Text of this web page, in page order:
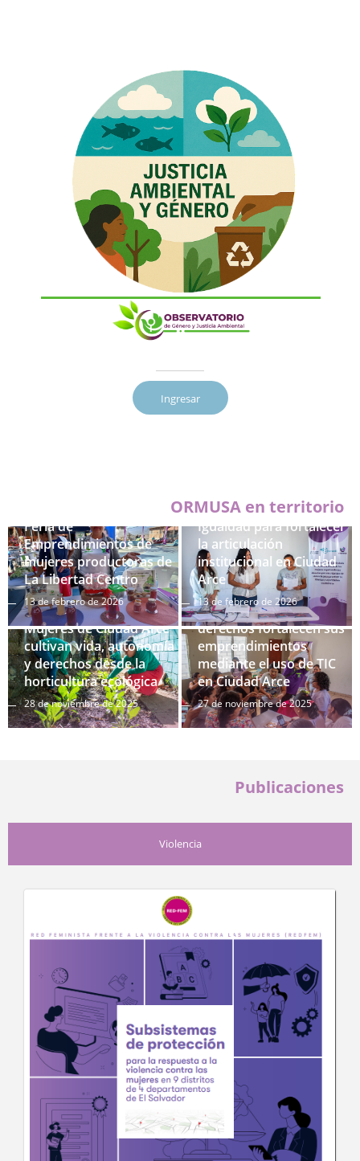
Ingresar
ORMUSA en territorio
Feria de
Emprendimientos de
mujeres productoras de
La Libertad Centro
13 de febrero de 2026
presentan Agenda de
Igualdad para fortalecer
la articulación
institucional en Ciudad
Arce
13 de febrero de 2026
Mujeres de Ciudad Arce
cultivan vida, autonomía
y derechos desde la
horticultura ecológica
28 de noviembre de 2025
Mujeres defensoras de
derechos fortalecen sus
emprendimientos
mediante el uso de TIC
en Ciudad Arce
27 de noviembre de 2025
Publicaciones
Violencia